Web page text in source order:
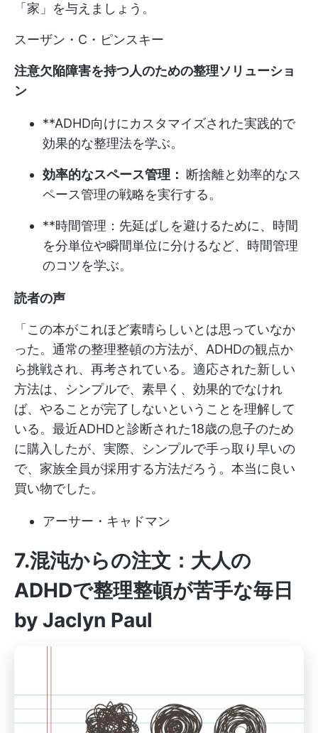
「家」を与えましょう。
スーザン・C・ピンスキー
注意欠陥障害を持つ人のための整理ソリューショ
ン
**ADHD向けにカスタマイズされた実践的で
効果的な整理法を学ぶ。
効率的なスペース管理： 断捨離と効率的なス
ペース管理の戦略を実行する。
**時間管理：先延ばしを避けるために、時間
を分単位や瞬間単位に分けるなど、時間管理
のコツを学ぶ。
読者の声
「この本がこれほど素晴らしいとは思っていなか
った。通常の整理整頓の方法が、ADHDの観点か
ら挑戦され、再考されている。適応された新しい
方法は、シンプルで、素早く、効果的でなけれ
ば、やることが完了しないということを理解して
いる。最近ADHDと診断された18歳の息子のため
に購入したが、実際、シンプルで手っ取り早いの
で、家族全員が採用する方法だろう。本当に良い
買い物でした。
アーサー・キャドマン
7.混沌からの注文：大人の
ADHDで整理整頓が苦手な毎日
by Jaclyn Paul